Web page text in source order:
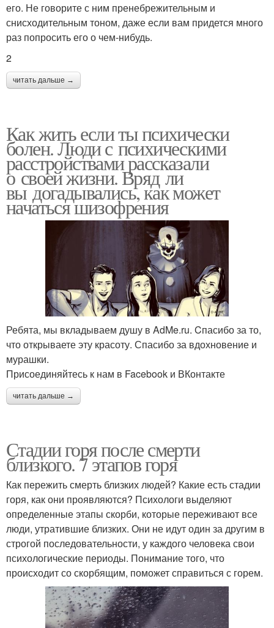
его. Не говорите с ним пренебрежительным и
снисходительным тоном, даже если вам придется много
раз попросить его о чем-нибудь.
2
читать дальше →
Как жить если ты психически
болен. Люди с психическими
расстройствами рассказали
о своей жизни. Вряд ли
вы догадывались, как может
начаться шизофрения
Ребята, мы вкладываем душу в AdMe.ru. Cпасибо за то,
что открываете эту красоту. Спасибо за вдохновение и
мурашки.
Присоединяйтесь к нам в Facebook и ВКонтакте
читать дальше →
Стадии горя после смерти
близкого. 7 этапов горя
Как пережить смерть близких людей? Какие есть стадии
горя, как они проявляются? Психологи выделяют
определенные этапы скорби, которые переживают все
люди, утратившие близких. Они не идут один за другим в
строгой последовательности, у каждого человека свои
психологические периоды. Понимание того, что
происходит со скорбящим, поможет справиться с горем.